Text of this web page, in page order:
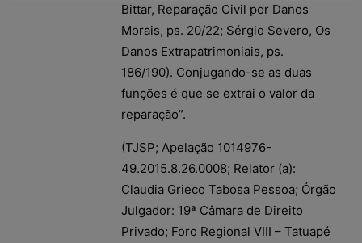
Bittar, Reparação Civil por Danos
Morais, ps. 20/22; Sérgio Severo, Os
Danos Extrapatrimoniais, ps.
186/190). Conjugando-se as duas
funções é que se extrai o valor da
reparação”.
(TJSP; Apelação 1014976-
49.2015.8.26.0008; Relator (a):
Claudia Grieco Tabosa Pessoa; Órgão
Julgador: 19ª Câmara de Direito
Privado; Foro Regional VIII – Tatuapé